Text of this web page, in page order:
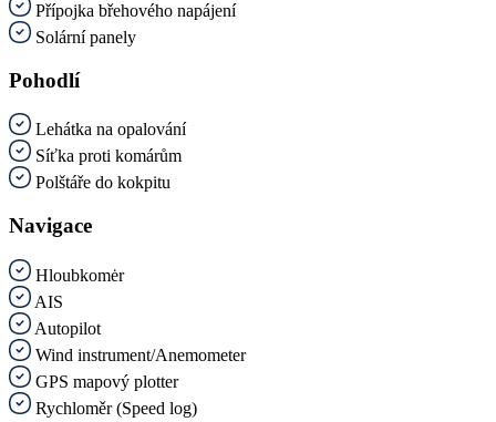
Přípojka břehového napájení
Solární panely
Pohodlí
Lehátka na opalování
Síťka proti komárům
Polštáře do kokpitu
Navigace
Hloubkomėr
AIS
Autopilot
Wind instrument/Anemometer
GPS mapový plotter
Rychloměr (Speed log)